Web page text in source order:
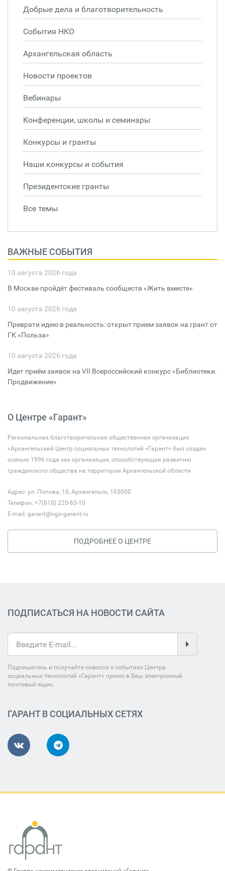
Добрые дела и благотворительность
События НКО
Архангельская область
Новости проектов
Вебинары
Конференции, школы и семинары
Конкурсы и гранты
Наши конкурсы и события
Президентские гранты
Все темы
ВАЖНЫЕ СОБЫТИЯ
10 августа 2026 года
В Москве пройдёт фестиваль сообществ «Жить вместе»
10 августа 2026 года
Преврати идею в реальность: открыт прием заявок на грант от
ГК «Польза»
10 августа 2026 года
Идет приём заявок на VII Всероссийский конкурс «Библиотеки.
Продвижение»
О Центре «Гарант»
Региональная благотворительная общественная организация
«Архангельский Центр социальных технологий «Гарант» был создан
осенью 1996 года как организация, способствующая развитию
гражданского общества на территории Архангельской области
Адрес: ул. Попова, 18, Архангельск, 163000
Телефон: +7(818) 220-65-10
E-mail: garant@ngo-garant.ru
ПОДРОБНЕЕ О ЦЕНТРЕ
ПОДПИСАТЬСЯ НА НОВОСТИ САЙТА
Подпишитесь и получайте новости о событиях Центра
социальных технологий «Гарант» прямо в Ваш электронный
почтовый ящик.
ГАРАНТ В СОЦИАЛЬНЫХ СЕТЯХ